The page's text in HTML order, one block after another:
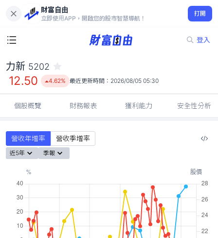
財富自由
立即使用APP，開啟您的股市智慧導航！
打開
登入
12.50
4.62%
力新 5202
12.50 4.62% 最近更新時間： 2026/08/05 05:30
個股概覽 財務報表 獲利能力 安全性分析
營收年增率 營收季增率
近5年 季報